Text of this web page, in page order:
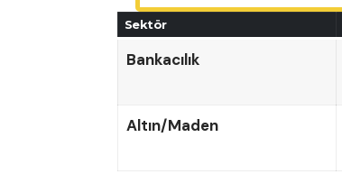
Sektör
Bankacılık
Altın/Maden